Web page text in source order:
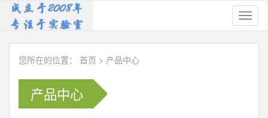
您所在的位置： 首页 > 产品中心
产品中心